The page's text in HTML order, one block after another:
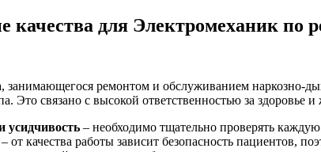
для Электромеханик по
занимающегося ремонтом и обслуживанием наркозно-
Это связано с высокой ответственностью за здоровье
усидчивость – необходимо тщательно проверять каждую
– от качества работы зависит безопасность пациентов,